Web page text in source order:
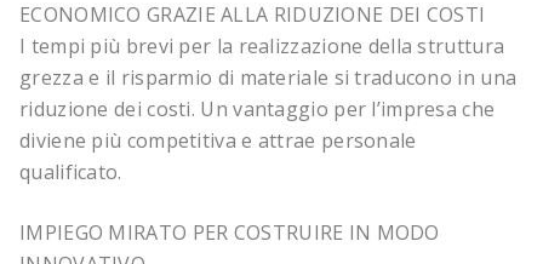
ECONOMICO GRAZIE ALLA RIDUZIONE DEI COSTI
I tempi più brevi per la realizzazione della struttura
grezza e il risparmio di materiale si traducono in una
riduzione dei costi. Un vantaggio per l’impresa che
diviene più competitiva e attrae personale
qualificato.
IMPIEGO MIRATO PER COSTRUIRE IN MODO